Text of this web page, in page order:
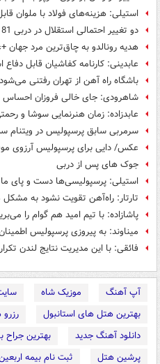
استیلی: هزینه‌های فولاد با ملوان
دو تغییر احتمالی استقلال در دربی 81
هدیه رونالدو به چاق‌ترین مرد
عابدینی: کارنامه کفاشیان قابل
باشگاه راه آهن از تهران رفتنی می‌شود
شاهرودی: جای خالی فروزان
عابدزاده: زمان هنرنمایی سوشا و
سرمربی سابق پرسپولیس در ویتنام
عکس/ دایی برای پرسپولیس آرزوی
جوک های پس از دربی
استیلی: پرسپولیسی‌ها دست و پای
تارتار: راه‌آهن تقویت نشود به
پاشازاده: با تیم امید هم گوام را
میناوند: به پیروزی پرسپولیس
فائقی: با این مدیریت نتایج لندن
آپ آهنگ موزیک شاه
بهترین هتل های استانبول
دانلود آهنگ جدید
بهترین جراح
پرشین هتل
ثبت نام بیمه